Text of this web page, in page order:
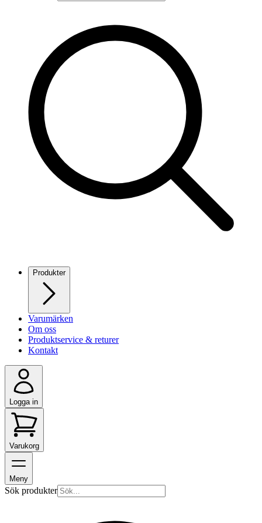
Produkter
Varumärken
Om oss
Produktservice & returer
Kontakt
Logga in
Varukorg
Meny
Sök produkter